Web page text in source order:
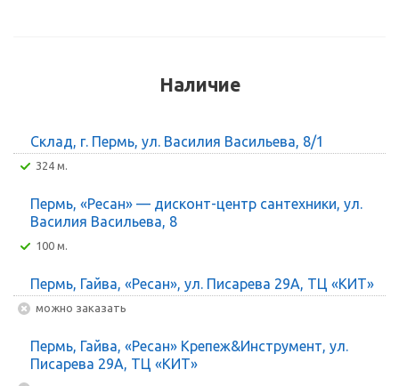
Наличие
Склад, г. Пермь, ул. Василия Васильева, 8/1
324 м.
Пермь, «Ресан» — дисконт-центр сантехники, ул.
Василия Васильева, 8
100 м.
Пермь, Гайва, «Ресан», ул. Писарева 29А, ТЦ «КИТ»
Можно заказать
Пермь, Гайва, «Ресан» Крепеж&Инструмент, ул.
Писарева 29А, ТЦ «КИТ»